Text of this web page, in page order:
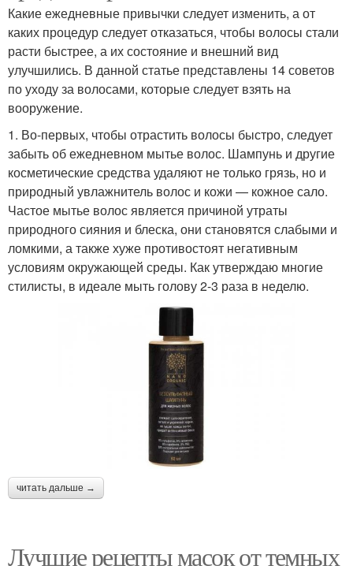
Какие ежедневные привычки следует изменить, а от
каких процедур следует отказаться, чтобы волосы стали
расти быстрее, а их состояние и внешний вид
улучшились. В данной статье представлены 14 советов
по уходу за волосами, которые следует взять на
вооружение.
1. Во-первых, чтобы отрастить волосы быстро, следует
забыть об ежедневном мытье волос. Шампунь и другие
косметические средства удаляют не только грязь, но и
природный увлажнитель волос и кожи — кожное сало.
Частое мытье волос является причиной утраты
природного сияния и блеска, они становятся слабыми и
ломкими, а также хуже противостоят негативным
условиям окружающей среды. Как утверждаю многие
стилисты, в идеале мыть голову 2-3 раза в неделю.
читать дальше →
Лучшие рецепты масок от темных